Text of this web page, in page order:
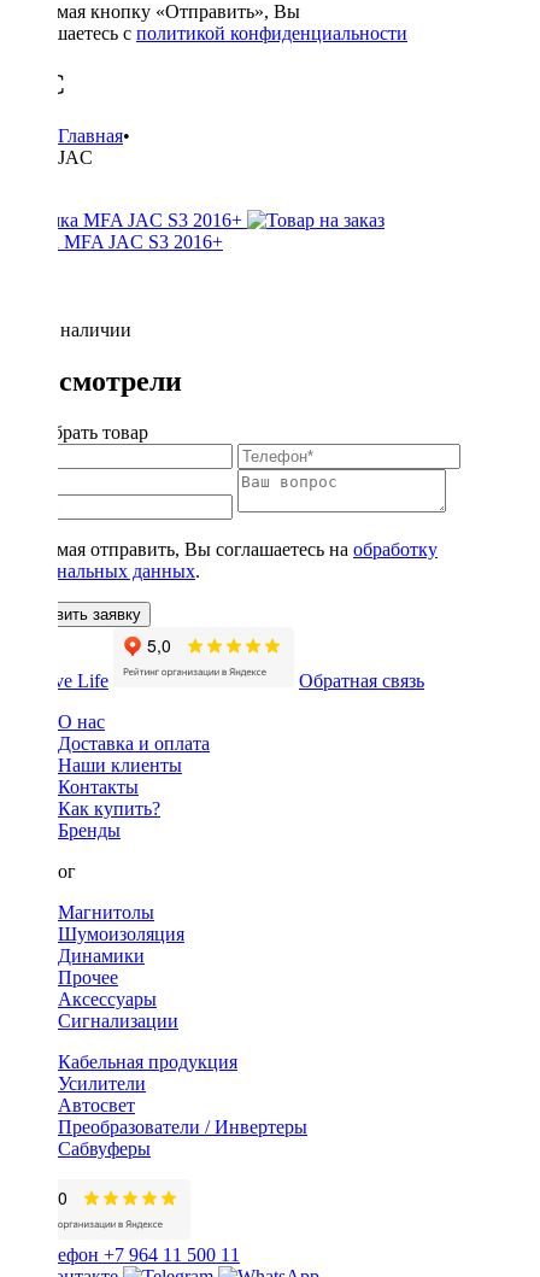
Нажимая кнопку «Отправить», Вы
соглашаетесь с политикой конфиденциальности
JAC
Главная•
JAC
Рамка MFA JAC S3 2016+
Нет в наличии
Вы смотрели
Подобрать товар
Нажимая отправить, Вы соглашаетесь на обработку
персональных данных.
Оставить заявку
Обратная связь
О нас
Доставка и оплата
Наши клиенты
Контакты
Как купить?
Бренды
Каталог
Магнитолы
Шумоизоляция
Динамики
Прочее
Аксессуары
Сигнализации
Кабельная продукция
Усилители
Автосвет
Преобразователи / Инвертеры
Сабвуферы
+7 964 11 500 11